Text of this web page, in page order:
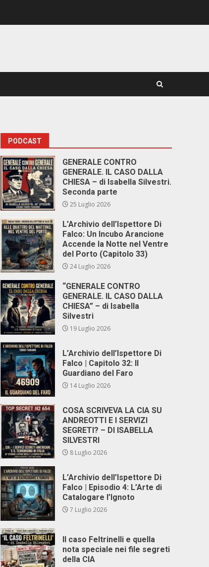
PODCAST
GENERALE CONTRO
GENERALE. IL CASO DALLA
CHIESA – di Isabella Silvestri.
Seconda parte
25 Luglio 2026
L’Archivio dell’Ispettore Di
Falco: Un Incubo Arancione
Accende la Notte nel Ventre
del Porto (Capitolo 33)
24 Luglio 2026
“GENERALE CONTRO
GENERALE. IL CASO DALLA
CHIESA” – di Isabella
Silvestri
19 Luglio 2026
L’Archivio dell’Ispettore Di
Falco | Capitolo 32: Il
Guardiano del Faro
14 Luglio 2026
COSA SCRIVEVA LA CIA SU
ANDREOTTI E I SERVIZI
SEGRETI? – DI ISABELLA
SILVESTRI
8 Luglio 2026
L’Archivio dell’Ispettore Di
Falco | Episodio 4: L’Arte di
Catalogare l’Ignoto
7 Luglio 2026
Il caso Feltrinelli e quella
nota speciale nei file segreti
della CIA